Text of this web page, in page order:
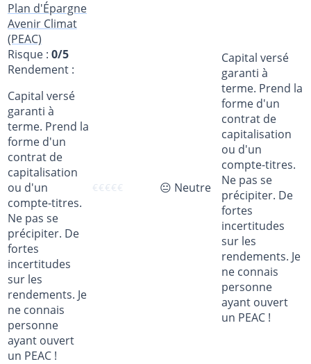
Plan d'Épargne
Avenir Climat
(PEAC)
Risque : 0/5
Rendement :
Capital versé
garanti à
terme. Prend la
forme d'un
contrat de
capitalisation
ou d'un
compte-titres.
Ne pas se
précipiter. De
fortes
incertitudes
sur les
rendements. Je
ne connais
personne
ayant ouvert
un PEAC !
€€€€€ 😐 Neutre
Capital versé
garanti à
terme. Prend la
forme d'un
contrat de
capitalisation
ou d'un
compte-titres.
Ne pas se
précipiter. De
fortes
incertitudes
sur les
rendements. Je
ne connais
personne
ayant ouvert
un PEAC !